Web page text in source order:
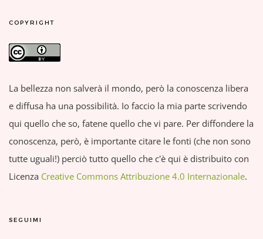
COPYRIGHT
La bellezza non salverà il mondo, però la conoscenza libera
e diffusa ha una possibilità. Io faccio la mia parte scrivendo
qui quello che so, fatene quello che vi pare. Per diffondere la
conoscenza, però, è importante citare le fonti (che non sono
tutte uguali!) perciò tutto quello che c'è qui è distribuito con
Licenza Creative Commons Attribuzione 4.0 Internazionale.
SEGUIMI